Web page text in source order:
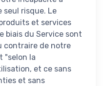
risque. Le
et services
biais du Service sont
contraire de notre
"selon la
et ce sans
et sans